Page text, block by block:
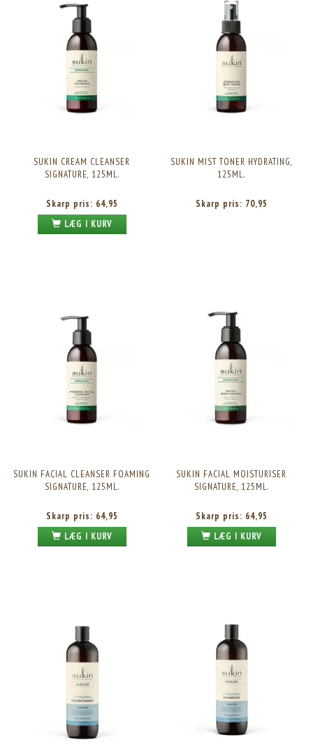
SUKIN CREAM CLEANSER
SIGNATURE, 125ML.
Skarp pris: 64,95
LÆG I KURV
SUKIN MIST TONER HYDRATING,
125ML.
Skarp pris: 70,95
SUKIN FACIAL CLEANSER FOAMING
SIGNATURE, 125ML.
Skarp pris: 64,95
LÆG I KURV
SUKIN FACIAL MOISTURISER
SIGNATURE, 125ML.
Skarp pris: 64,95
LÆG I KURV